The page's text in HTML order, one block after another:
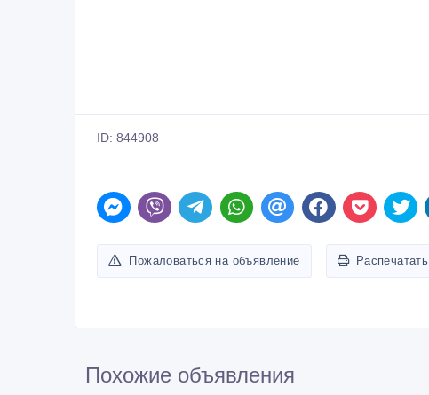
ID: 844908
Пожаловаться на объявление Распечатать
Похожие объявления